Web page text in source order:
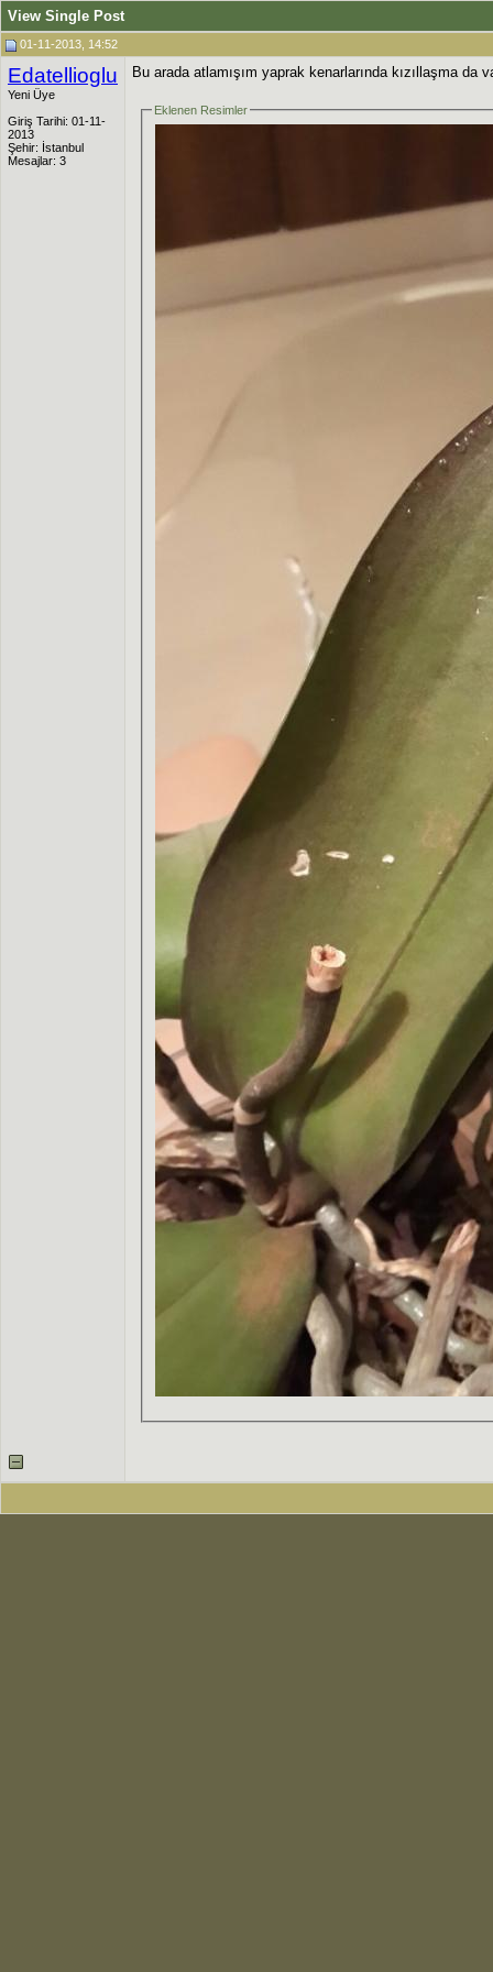
View Single Post
01-11-2013, 14:52
Edatellioglu
Yeni Üye
Giriş Tarihi: 01-11-
2013
Şehir: İstanbul
Mesajlar: 3
Bu arada atlamışım yaprak kenarlarında kızıllaşma da
Eklenen Resimler